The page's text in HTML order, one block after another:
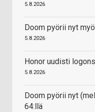
5.8.2026
Doom pyörii nyt
5.8.2026
Honor uudisti
5.8.2026
Doom pyörii nyt
64:llä